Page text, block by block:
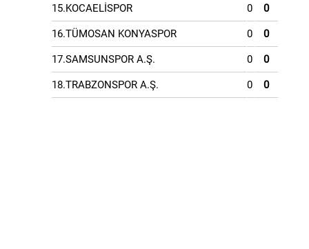
15.KOCAELİSPOR 0 0
16.TÜMOSAN KONYASPOR 0 0
17.SAMSUNSPOR A.Ş. 0 0
18.TRABZONSPOR A.Ş. 0 0